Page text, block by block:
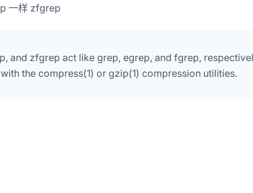
一样 zfgrep
and zfgrep act like grep, egrep, and fgrep,
the compress(1) or gzip(1) compression utilities.